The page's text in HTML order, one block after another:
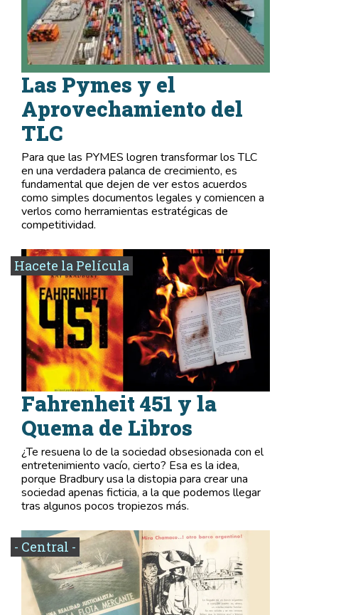
Las Pymes y el
Aprovechamiento del
TLC
Para que las PYMES logren transformar los TLC
en una verdadera palanca de crecimiento, es
fundamental que dejen de ver estos acuerdos
como simples documentos legales y comiencen a
verlos como herramientas estratégicas de
competitividad.
Hacete la Película
Fahrenheit 451 y la
Quema de Libros
¿Te resuena lo de la sociedad obsesionada con el
entretenimiento vacío, cierto? Esa es la idea,
porque Bradbury usa la distopia para crear una
sociedad apenas ficticia, a la que podemos llegar
tras algunos pocos tropiezos más.
- Central -